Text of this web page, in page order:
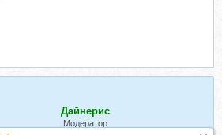
Дайнерис
Модератор